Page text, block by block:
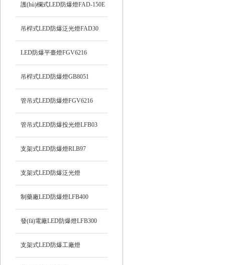
HRD93
護(hù)欄式LED防爆燈FAD-150E
吊桿式LED防爆泛光燈FAD30
LED防爆平臺燈FGV6216
吊桿式LED防爆燈GB8051
管吊式LED防爆燈FGV6216
管吊式LED防爆投光燈LFB03
支架式LED防爆燈RLB97
支架式LED防爆泛光燈
制藥廠LED防爆燈LFB400
發(fā)電廠LED防爆燈LFB300
支架式LED防爆工廠燈